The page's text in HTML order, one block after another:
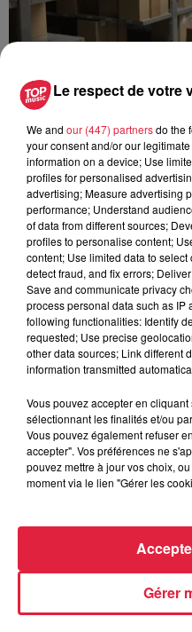
Le respect de votre
We and our (447) partnersdo the
your consent and/or our
information on a device; Use
profiles for personalised
advertising; Measure advertising
performance; Understand
of data from different sources;
profiles to personalise content;
content; Use limited data to
detect fraud, and fix errors;
Save and communicate privacy
process personal data such as IP
following functionalities: Identify
requested; Use precise
other data sources; Link different
information transmitted
Vous pouvez accepter en
sélectionnant les finalités et/ou
Vous pouvez également refuser
accepter". Vos préférences ne
pouvez mettre à jour vos choix,
moment via le lien "Gérer les
Gérer